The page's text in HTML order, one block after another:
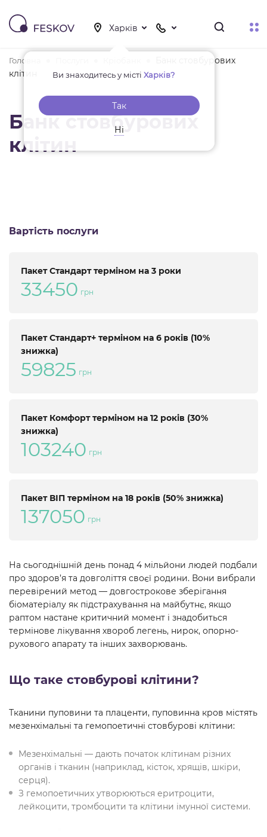
Ви знаходитесь у місті Харків?
Так
Ні
Головна
Банк стовбурових
клітин
Банк стовбурових
клітин
Вартість послуги
Пакет Стандарт терміном на 3 роки
33450 грн
Пакет Стандарт+ терміном на 6 років (10%
знижка)
59825 грн
Пакет Комфорт терміном на 12 років (30%
знижка)
103240 грн
Пакет ВІП терміном на 18 років (50% знижка)
137050 грн
На сьогоднішній день понад 4 мільйони людей подбали
про здоров’я та довголіття своєї родини. Вони вибрали
перевірений метод — довгострокове зберігання
біоматеріалу як підстрахування на майбутнє, якщо
раптом настане критичний момент і знадобиться
термінове лікування хвороб легень, нирок, опорно-
рухового апарату та інших захворювань.
Що таке стовбурові клітини?
Тканини пуповини та плаценти, пуповинна кров містять
мезенхімальні та гемопоетичні стовбурові клітини:
Мезенхімальні — дають початок клітинам різних
органів і тканин (наприклад, кісток, хрящів, шкіри,
серця).
З гемопоетичних утворюються еритроцити,
лейкоцити, тромбоцити та клітини імунної системи.